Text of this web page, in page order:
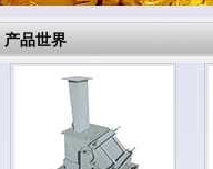
产品世界